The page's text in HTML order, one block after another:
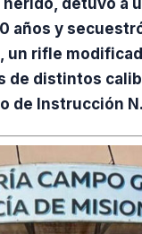
detuvo a
años y
un rifle
de distintos
de Instrucción